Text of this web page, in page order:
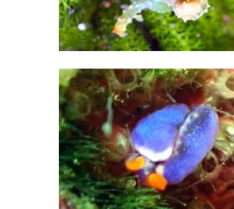
イ
ウ
ミ
シ
日
和
で
楽
し
す
ぎ
は